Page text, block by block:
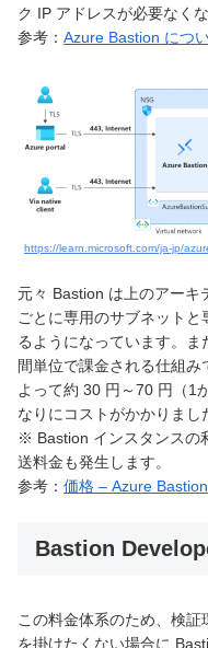
ク IP アドレスが必要なくな
参考： Azure Bastion につ
https://learn.microsoft.com/ja-jp/
元々 Bastion は上のアーキ
ごとに専用のサブネット
るようになっています。
間単位で課金される仕組み
よって約 30 円～70 円（1
なりにコストがかかりまし
※ Bastion インスタンスの
送料金も発生します。
参考： 価格 – Azure
Bastion
この料金体系のため、検
を掛けたくない場合に